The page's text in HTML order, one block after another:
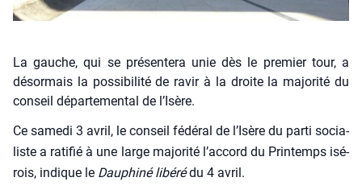
La gauche, qui se présentera unie dès le premier tour, a
désormais la possibilité de ravir à la droite la majorité du
conseil départemental de l’Isère.
Ce same­di 3 avril, le conseil fédé­ral de l’Isère du par­ti socia­
liste a rati­fié à une large majo­ri­té l’accord du Prin­temps isé­
rois, indique le Dau­phi­né libé­rédu 4 avril.